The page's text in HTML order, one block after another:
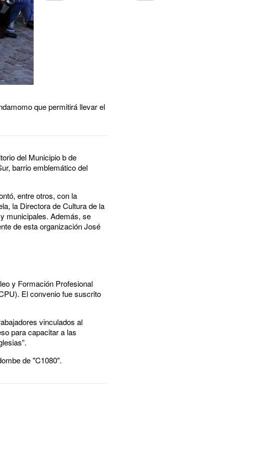
que permitirá llevar el
del Municipio b de
barrio emblemático del
entre otros, con la
la Directora de Cultura de la
municipales. Además, se
de esta organización José
y Formación Profesional
El convenio fue suscrito
vinculados al
para capacitar a las
de "C1080".